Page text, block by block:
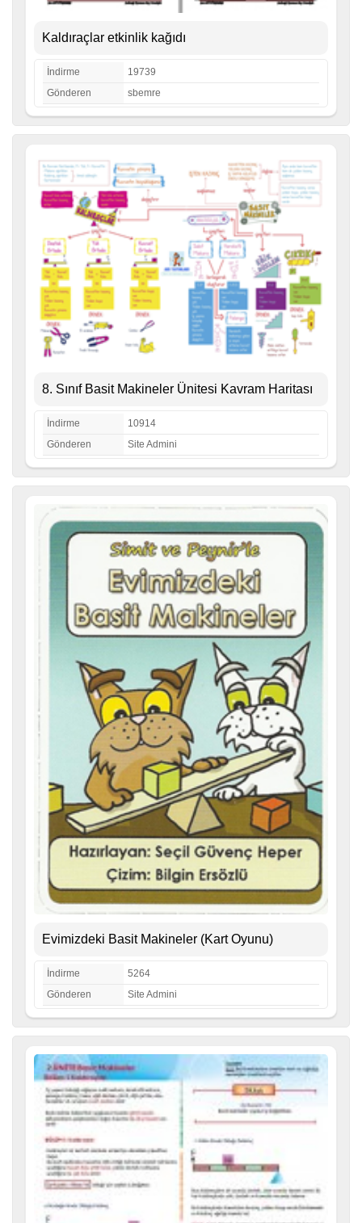
Kaldıraçlar etkinlik kağıdı
İndirme
19739
Gönderen
sbemre
8. Sınıf Basit Makineler Ünitesi Kavram Haritası
İndirme
10914
Gönderen
Site Admini
Evimizdeki Basit Makineler (Kart Oyunu)
İndirme
5264
Gönderen
Site Admini